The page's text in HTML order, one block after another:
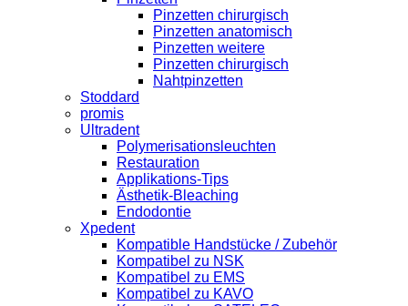
Pinzetten chirurgisch
Pinzetten anatomisch
Pinzetten weitere
Pinzetten chirurgisch
Nahtpinzetten
Stoddard
promis
Ultradent
Polymerisationsleuchten
Restauration
Applikations-Tips
Ästhetik-Bleaching
Endodontie
Xpedent
Kompatible Handstücke / Zubehör
Kompatibel zu NSK
Kompatibel zu EMS
Kompatibel zu KAVO